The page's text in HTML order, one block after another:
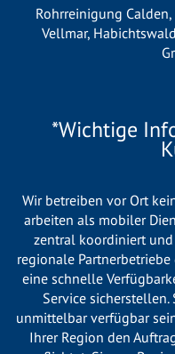
Rohrreinigung Calden,
Vellmar, Habichtswald
*Wichtige
Wir betreiben vor Ort
arbeiten als mobiler
zentral koordiniert
regionale
eine schnelle
Service
unmittelbar verfügbar
Ihrer Region den